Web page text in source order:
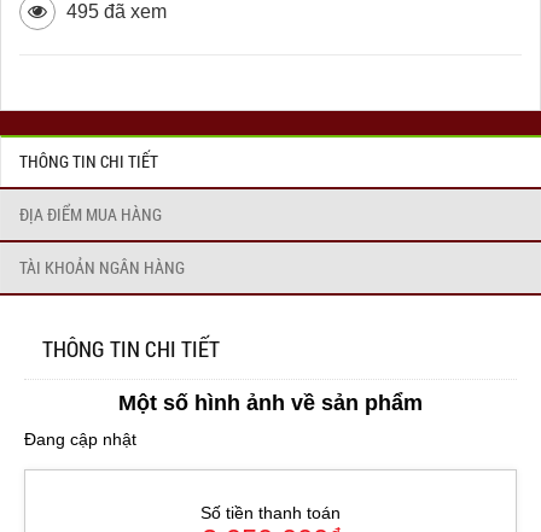
495 đã xem
THÔNG TIN CHI TIẾT
ĐỊA ĐIỂM MUA HÀNG
TÀI KHOẢN NGÂN HÀNG
THÔNG TIN CHI TIẾT
Một số hình ảnh về sản phẩm
Đang cập nhật
Số tiền thanh toán